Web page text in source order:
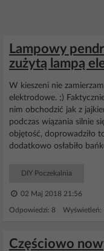
Lampowy
zużytą lampą
W kieszeni nie
elektrodowe. ;)
nim obchodzić jak z
podczas wiązania silnie
objętość, doprowadziło
dodatkowo osłabiło
DIY Poczekalnia
02 Maj 2018 21:56
Odpowiedzi: 8 Wyświetleń:
Częściowo